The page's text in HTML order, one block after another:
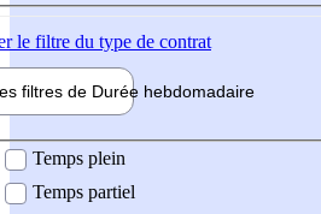
le filtre du type de contrat
filtres de Durée hebdomadaire
Temps plein
Temps partiel